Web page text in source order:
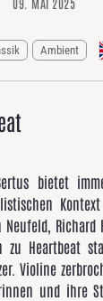
Ambient
bietet
Kontext
Richard
zu Heartbeat
Violine
und ihre